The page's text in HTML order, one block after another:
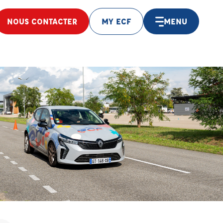
NOUS CONTACTER MY ECF MENU